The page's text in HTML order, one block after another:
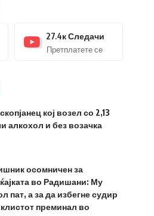
27.4кСледачи
Претплатете се
кој возел со 2,13
алкохол и без возачка
осомничен за
во Радишани: Му
пат, а за да избегне судир
преминал во